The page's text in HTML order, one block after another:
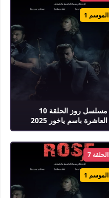
مسلسل روز الحلقة 10
العاشرة باسم ياخور 2025
الموسم 1
الحلقة 7
الموسم 1